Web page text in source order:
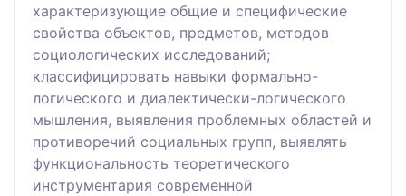
характеризующие общие и специфические
свойства объектов, предметов, методов
социологических исследований;
классифицировать навыки формально-
логического и диалектически-логического
мышления, выявления проблемных областей и
противоречий социальных групп, выявлять
функциональность теоретического
инструментария современной